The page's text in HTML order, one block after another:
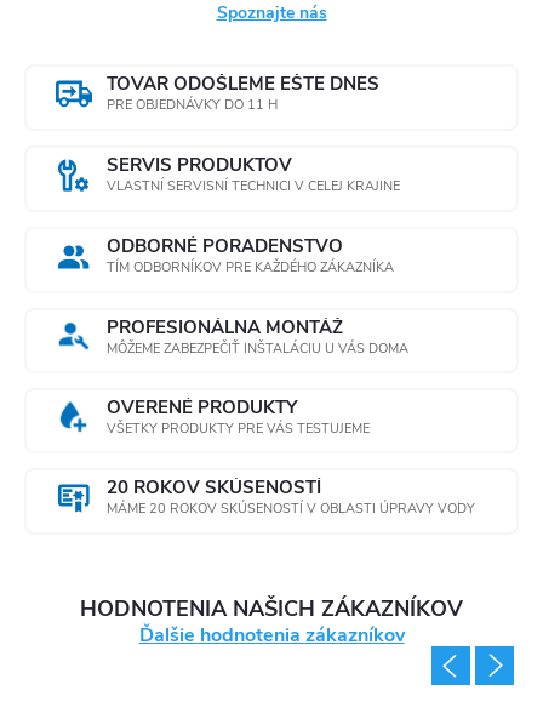
Spoznajte nás
TOVAR ODOŠLEME EŠTE DNES
PRE OBJEDNÁVKY DO 11 H
SERVIS PRODUKTOV
VLASTNÍ SERVISNÍ TECHNICI V CELEJ KRAJINE
ODBORNÉ PORADENSTVO
TÍM ODBORNÍKOV PRE KAŽDÉHO ZÁKAZNÍKA
PROFESIONÁLNA MONTÁŽ
MÔŽEME ZABEZPEČIŤ INŠTALÁCIU U VÁS DOMA
OVERENÉ PRODUKTY
VŠETKY PRODUKTY PRE VÁS TESTUJEME
20 ROKOV SKÚSENOSTÍ
MÁME 20 ROKOV SKÚSENOSTÍ V OBLASTI ÚPRAVY VODY
HODNOTENIA NAŠICH ZÁKAZNÍKOV
Ďalšie hodnotenia zákazníkov